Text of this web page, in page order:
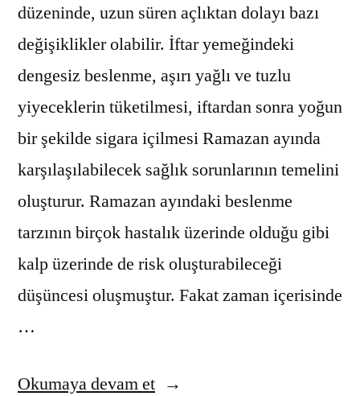
düzeninde, uzun süren açlıktan dolayı bazı
değişiklikler olabilir. İftar yemeğindeki
dengesiz beslenme, aşırı yağlı ve tuzlu
yiyeceklerin tüketilmesi, iftardan sonra yoğun
bir şekilde sigara içilmesi Ramazan ayında
karşılaşılabilecek sağlık sorunlarının temelini
oluşturur. Ramazan ayındaki beslenme
tarzının birçok hastalık üzerinde olduğu gibi
kalp üzerinde de risk oluşturabileceği
düşüncesi oluşmuştur. Fakat zaman içerisinde
…
Okumaya devam et“Ramazan